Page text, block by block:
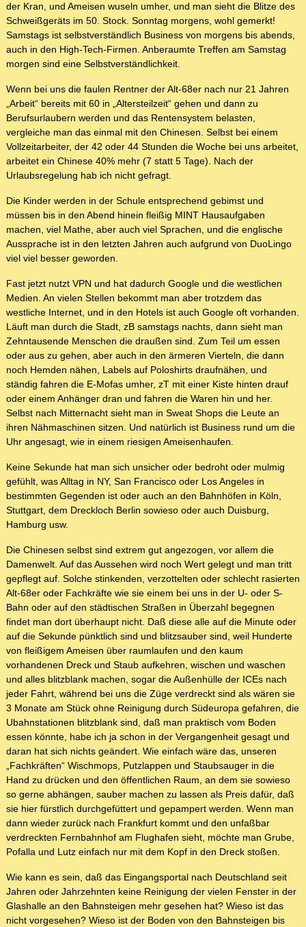
der Kran, und Ameisen wuseln umher, und man sieht die Blitze des
Schweißgeräts im 50. Stock. Sonntag morgens, wohl gemerkt!
Samstags ist selbstverständlich Business von morgens bis abends,
auch in den High-Tech-Firmen. Anberaumte Treffen am Samstag
morgen sind eine Selbstverständlichkeit.
Wenn bei uns die faulen Rentner der Alt-68er nach nur 21 Jahren
„Arbeit“ bereits mit 60 in „Altersteilzeit“ gehen und dann zu
Berufsurlaubern werden und das Rentensystem belasten,
vergleiche man das einmal mit den Chinesen. Selbst bei einem
Vollzeitarbeiter, der 42 oder 44 Stunden die Woche bei uns arbeitet,
arbeitet ein Chinese 40% mehr (7 statt 5 Tage). Nach der
Urlaubsregelung hab ich nicht gefragt.
Die Kinder werden in der Schule entsprechend gebimst und
müssen bis in den Abend hinein fleißig MINT Hausaufgaben
machen, viel Mathe, aber auch viel Sprachen, und die englische
Aussprache ist in den letzten Jahren auch aufgrund von DuoLingo
viel viel besser geworden.
Fast jetzt nutzt VPN und hat dadurch Google und die westlichen
Medien. An vielen Stellen bekommt man aber trotzdem das
westliche Internet, und in den Hotels ist auch Google oft vorhanden.
Läuft man durch die Stadt, zB samstags nachts, dann sieht man
Zehntausende Menschen die draußen sind. Zum Teil um essen
oder aus zu gehen, aber auch in den ärmeren Vierteln, die dann
noch Hemden nähen, Labels auf Poloshirts draufnähen, und
ständig fahren die E-Mofas umher, zT mit einer Kiste hinten drauf
oder einem Anhänger dran und fahren die Waren hin und her.
Selbst nach Mitternacht sieht man in Sweat Shops die Leute an
ihren Nähmaschinen sitzen. Und natürlich ist Business rund um die
Uhr angesagt, wie in einem riesigen Ameisenhaufen.
Keine Sekunde hat man sich unsicher oder bedroht oder mulmig
gefühlt, was Alltag in NY, San Francisco oder Los Angeles in
bestimmten Gegenden ist oder auch an den Bahnhöfen in Köln,
Stuttgart, dem Dreckloch Berlin sowieso oder auch Duisburg,
Hamburg usw.
Die Chinesen selbst sind extrem gut angezogen, vor allem die
Damenwelt. Auf das Aussehen wird noch Wert gelegt und man tritt
gepflegt auf. Solche stinkenden, verzottelten oder schlecht rasierten
Alt-68er oder Fachkräfte wie sie einem bei uns in der U- oder S-
Bahn oder auf den städtischen Straßen in Überzahl begegnen
findet man dort überhaupt nicht. Daß diese alle auf die Minute oder
auf die Sekunde pünktlich sind und blitzsauber sind, weil Hunderte
von fleißigem Ameisen über raumlaufen und den kaum
vorhandenen Dreck und Staub aufkehren, wischen und waschen
und alles blitzblank machen, sogar die Außenhülle der ICEs nach
jeder Fahrt, während bei uns die Züge verdreckt sind als wären sie
3 Monate am Stück ohne Reinigung durch Südeuropa gefahren, die
Ubahnstationen blitzblank sind, daß man praktisch vom Boden
essen könnte, habe ich ja schon in der Vergangenheit gesagt und
daran hat sich nichts geändert. Wie einfach wäre das, unseren
„Fachkräften“ Wischmops, Putzlappen und Staubsauger in die
Hand zu drücken und den öffentlichen Raum, an dem sie sowieso
so gerne abhängen, sauber machen zu lassen als Preis dafür, daß
sie hier fürstlich durchgefüttert und gepampert werden. Wenn man
dann wieder zurück nach Frankfurt kommt und den unfaßbar
verdreckten Fernbahnhof am Flughafen sieht, möchte man Grube,
Pofalla und Lutz einfach nur mit dem Kopf in den Dreck stoßen.
Wie kann es sein, daß das Eingangsportal nach Deutschland seit
Jahren oder Jahrzehnten keine Reinigung der vielen Fenster in der
Glashalle an den Bahnsteigen mehr gesehen hat? Wieso ist das
nicht vorgesehen? Wieso ist der Boden von den Bahnsteigen bis